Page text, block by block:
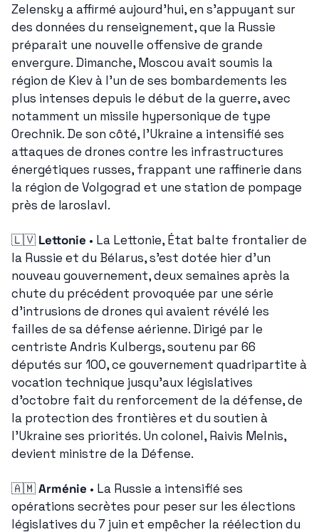
Zelensky a affirmé aujourd'hui, en s'appuyant sur
des données du renseignement, que la Russie
préparait une nouvelle offensive de grande
envergure. Dimanche, Moscou avait soumis la
région de Kiev à l'un de ses bombardements les
plus intenses depuis le début de la guerre, avec
notamment un missile hypersonique de type
Orechnik. De son côté, l'Ukraine a intensifié ses
attaques de drones contre les infrastructures
énergétiques russes, frappant une raffinerie dans
la région de Volgograd et une station de pompage
près de Iaroslavl.
🇱🇻 Lettonie • La Lettonie, État balte frontalier de
la Russie et du Bélarus, s'est dotée hier d'un
nouveau gouvernement, deux semaines après la
chute du précédent provoquée par une série
d'intrusions de drones qui avaient révélé les
failles de sa défense aérienne. Dirigé par le
centriste Andris Kulbergs, soutenu par 66
députés sur 100, ce gouvernement quadripartite à
vocation technique jusqu'aux législatives
d'octobre fait du renforcement de la défense, de
la protection des frontières et du soutien à
l'Ukraine ses priorités. Un colonel, Raivis Melnis,
devient ministre de la Défense.
🇦🇲Arménie • La Russie a intensifié ses
opérations secrètes pour peser sur les élections
législatives du 7 juin et empêcher la réélection du